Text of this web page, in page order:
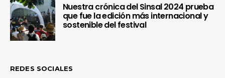
Nuestra crónica del Sinsal 2024 prueba
que fue la edición más internacional y
sostenible del festival
REDES SOCIALES